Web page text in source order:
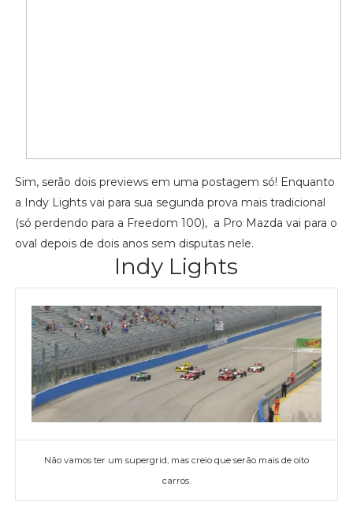
Sim, serão dois previews em uma postagem só! Enquanto
a Indy Lights vai para sua segunda prova mais tradicional
(só perdendo para a Freedom 100), a Pro Mazda vai para o
oval depois de dois anos sem disputas nele.
Indy Lights
Não vamos ter um supergrid, mas creio que serão mais de oito
carros.